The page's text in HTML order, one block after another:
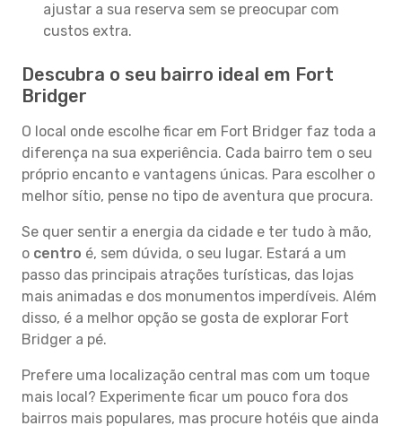
ajustar a sua reserva sem se preocupar com
custos extra.
Descubra o seu bairro ideal em Fort
Bridger
O local onde escolhe ficar em Fort Bridger faz toda a
diferença na sua experiência. Cada bairro tem o seu
próprio encanto e vantagens únicas. Para escolher o
melhor sítio, pense no tipo de aventura que procura.
Se quer sentir a energia da cidade e ter tudo à mão,
o centro é, sem dúvida, o seu lugar. Estará a um
passo das principais atrações turísticas, das lojas
mais animadas e dos monumentos imperdíveis. Além
disso, é a melhor opção se gosta de explorar Fort
Bridger a pé.
Prefere uma localização central mas com um toque
mais local? Experimente ficar um pouco fora dos
bairros mais populares, mas procure hotéis que ainda